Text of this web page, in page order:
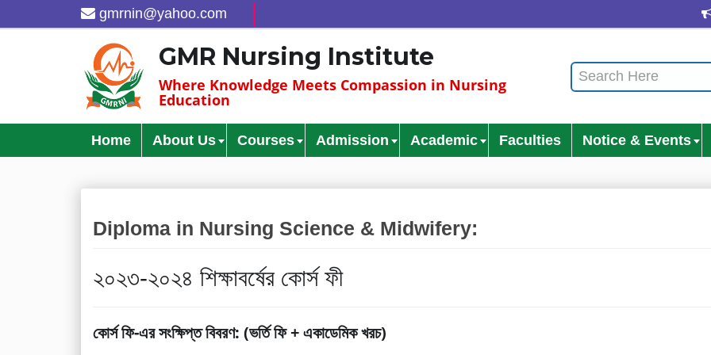
gmrnin@yahoo.com
GMR Nursing Institute
Where Knowledge Meets Compassion in Nursing
Education
Home About Us Courses Admission Academic Faculties Notice & Events
Diploma in Nursing Science & Midwifery:
২০২৩-২০২৪ শিক্ষাবর্ষের কোর্স ফী
কোর্স ফি-এর সংক্ষিপ্ত বিবরণ: (ভর্তি ফি + একাডেমিক খরচ)